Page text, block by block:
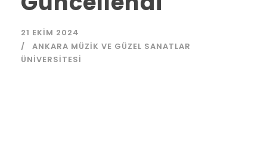
21 EKIM 2024
ANKARA MÜZIK VE GÜZEL SANATLAR
ÜNIVERSITESI